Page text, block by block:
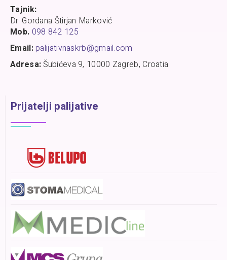
Tajnik:
Dr. Gordana Štirjan Marković
Mob. 098 842 125
Email:palijativnaskrb@gmail.com
Adresa:Šubićeva 9, 10000 Zagreb, Croatia
Prijatelji palijative